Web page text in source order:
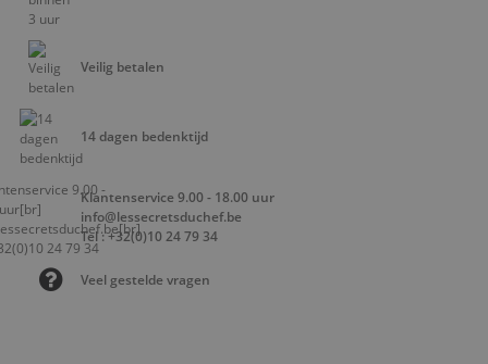
Veilig betalen
14 dagen bedenktijd
Klantenservice 9.00 - 18.00 uur
info@lessecretsduchef.be
Tel : +32(0)10 24 79 34
Veel gestelde vragen